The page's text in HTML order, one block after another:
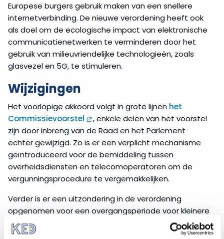
Europese burgers gebruik maken van een snellere
internetverbinding. De nieuwe verordening heeft ook
als doel om de ecologische impact van elektronische
communicatienetwerken te verminderen door het
gebruik van milieuvriendelijke technologieën, zoals
glasvezel en 5G, te stimuleren.
Wijzigingen
Het voorlopige akkoord volgt in grote lijnen het
Commissievoorstel
, enkele delen van het voorstel
zijn door inbreng van de Raad en het Parlement
echter gewijzigd. Zo is er een verplicht mechanisme
geïntroduceerd voor de bemiddeling tussen
overheidsdiensten en telecomoperatoren om de
vergunningsprocedure te vergemakkelijken.
Verder is er een uitzondering in de verordening
opgenomen voor een overgangsperiode voor kleinere
gemeenten, evenals specifieke bepalingen om de
connectiviteit in plattelands- en afgelegen